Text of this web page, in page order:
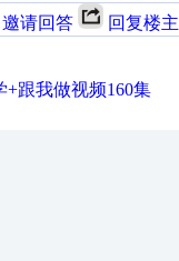
邀请回答 回复楼主
+跟我做视频160集